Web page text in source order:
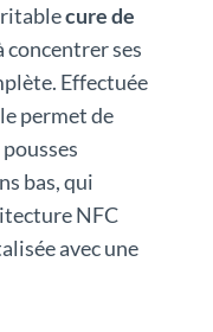
cure de
ses
Effectuée
permet de
bas, qui
NFC
avec une